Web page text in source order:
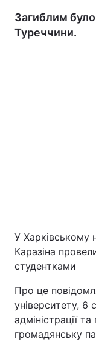
Загиблим було
Туреччини.
У Харківському
Каразіна
студентками
Про це
університету, 6
адміністрації
громадянську